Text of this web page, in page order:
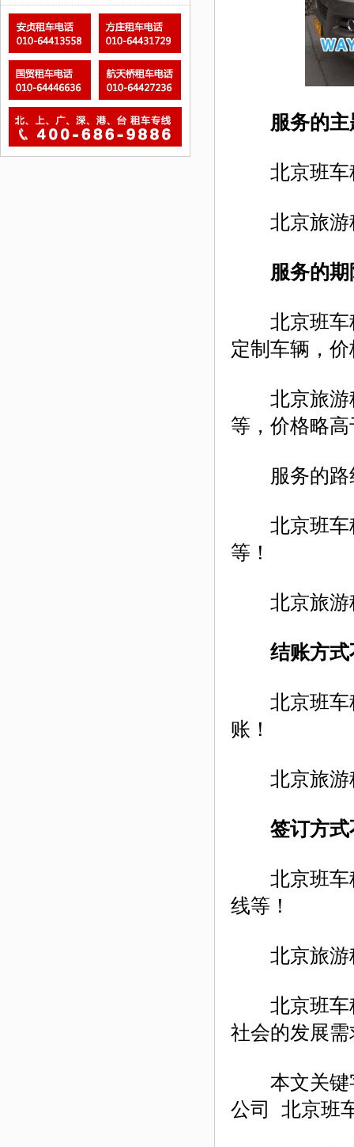
服务的主
北京班车租
北京旅游租
服务的期
北京班车租
定制车辆，
北京旅游租
等，价格略
服务的路
北京班车租
等！
北京旅游租
结账方式
北京班车租
账！
北京旅游租
签订方式
北京班车租
线等！
北京旅游租
北京班车
社会的发展需
本文关键
公司 北京班